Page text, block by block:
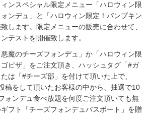
ィンスペシャル限定メニュー「ハロウィン限
ンデュ」と「ハロウィン限定！パンプキン
します。限定メニューの販売に合わせて、
テストを開催致します。
悪魔のチーズフォンデュ」か「ハロウィン限
ピザ」をご注文頂き、ハッシュタグ「#ガ
は「#チーズ部」を付けて頂いた上で、
稿をして頂いたお客様の中から、抽選で10
ォンデュ食べ放題を何度ご注文頂いても無
フト「チーズフォンデュパスポート」を贈